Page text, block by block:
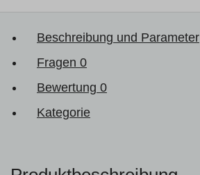
Beschreibung und Parameter
Fragen 0
Bewertung 0
Kategorie